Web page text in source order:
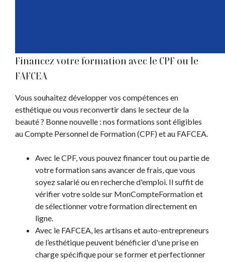
Financez votre formation avec le CPF ou le
FAFCEA
Vous souhaitez développer vos compétences en
esthétique ou vous reconvertir dans le secteur de la
beauté ? Bonne nouvelle : nos formations sont éligibles
au Compte Personnel de Formation (CPF) et au FAFCEA.
Avec le CPF, vous pouvez financer tout ou partie de
votre formation sans avancer de frais, que vous
soyez salarié ou en recherche d'emploi. Il suffit de
vérifier votre solde sur MonCompteFormation et
de sélectionner votre formation directement en
ligne.
Avec le FAFCEA, les artisans et auto-entrepreneurs
de l’esthétique peuvent bénéficier d'une prise en
charge spécifique pour se former et perfectionner